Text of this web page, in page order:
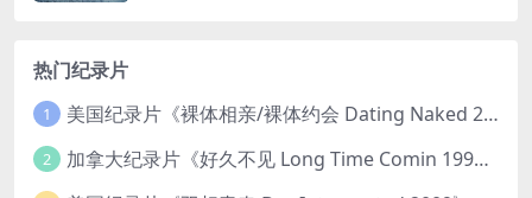
热门纪录片
1 美国纪录片《裸体相亲/裸体约会 Dating Naked 2014-2016》第1-3季全33集 英语中英双字 无水印纯净版 1080P/MKV/85.6G 裸体相亲真人秀
2 加拿大纪录片《好久不见 Long Time Comin 1993》英语中英双字 官方纯净版 1080P/MKV/1G 女同性艺术家